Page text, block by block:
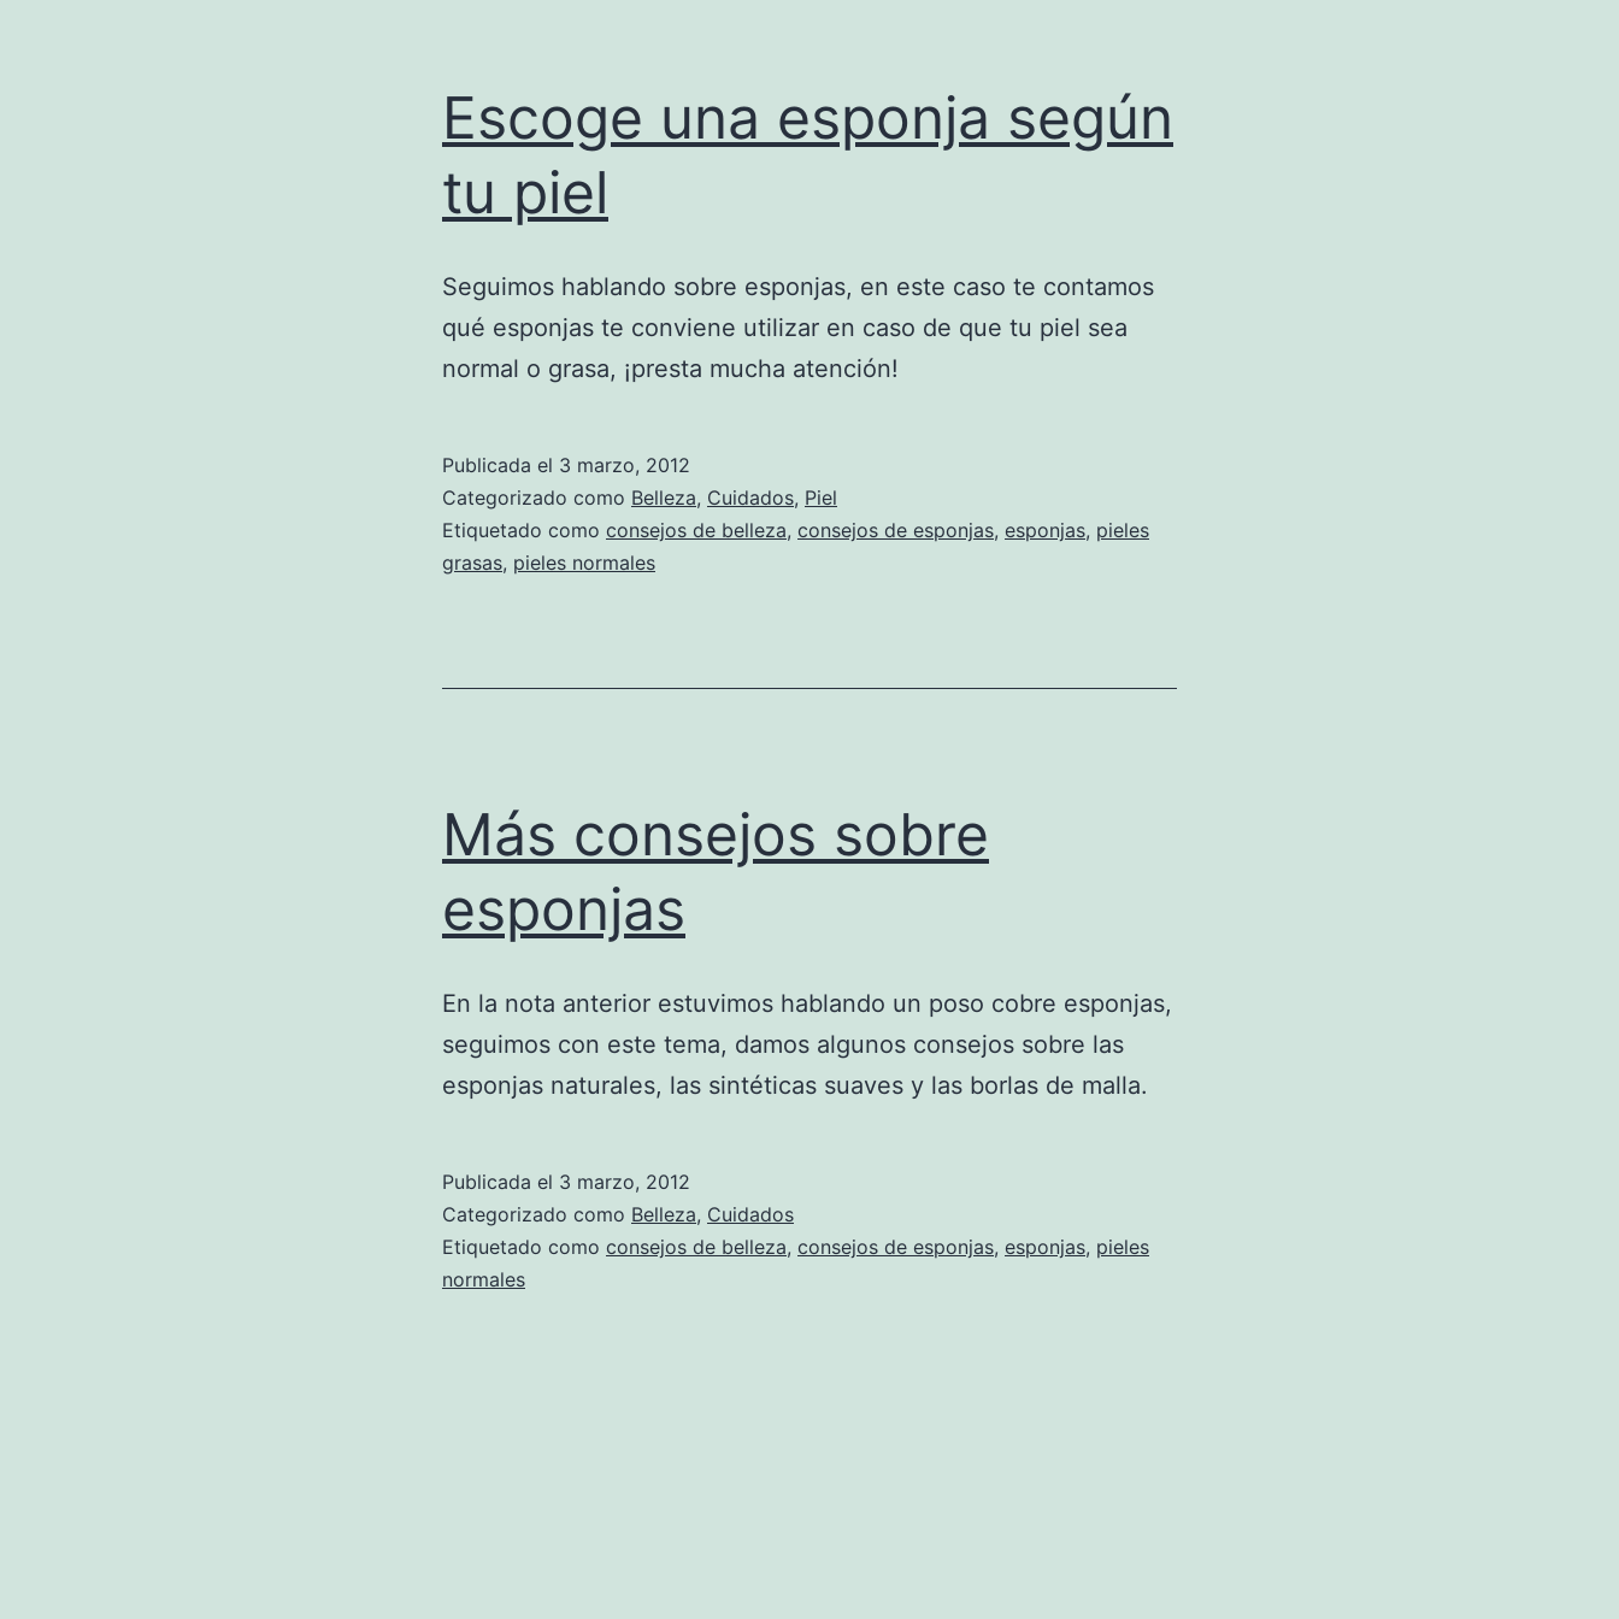
Escoge una esponja según
tu piel
Seguimos hablando sobre esponjas, en este caso te contamos
qué esponjas te conviene utilizar en caso de que tu piel sea
normal o grasa, ¡presta mucha atención!
Publicada el 3 marzo, 2012
Categorizado como Belleza, Cuidados, Piel
Etiquetado como consejos de belleza, consejos de esponjas, esponjas, pieles
grasas, pieles normales
Más consejos sobre
esponjas
En la nota anterior estuvimos hablando un poso cobre esponjas,
seguimos con este tema, damos algunos consejos sobre las
esponjas naturales, las sintéticas suaves y las borlas de malla.
Publicada el 3 marzo, 2012
Categorizado como Belleza, Cuidados
Etiquetado como consejos de belleza, consejos de esponjas, esponjas, pieles
normales